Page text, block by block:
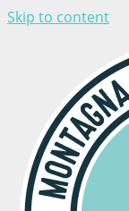
Skip to content